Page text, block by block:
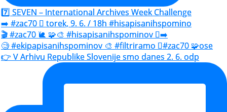
7️⃣ SEVEN – International Archives Week Challenge
➡️ #zac70 🫆 torek, 9. 6. / 18h #hisapisanihspomino
🎬 #zac70 🐌 🧩🎨 #hisapisanihspominov 🫆➡️
🧐 #ekipapisanihspominov 🎨 #filtriramo 🫆#zac70 🧩ose
👉 V Arhivu Republike Slovenije smo danes 2. 6. odp